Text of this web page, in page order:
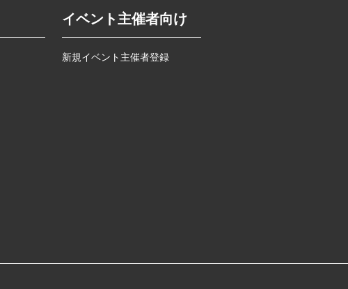
イベント主催者向け
新規イベント主催者登録